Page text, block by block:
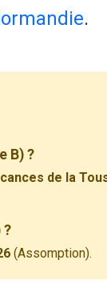
.
B) ?
de la
?
(Assomption).